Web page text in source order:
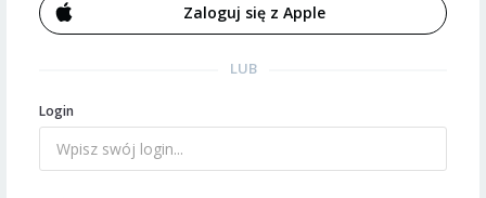
Zaloguj się z Apple
LUB
Login